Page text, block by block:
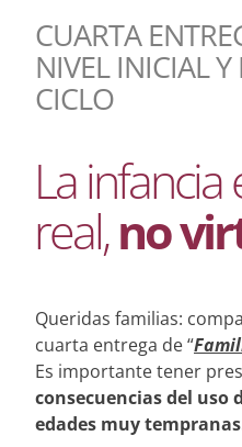
CUARTA
NIVEL INICIAL Y
CICLO
La infancia
real,no
Queridas familias:
cuarta entrega de “
Es importante tener
consecuencias del uso
edades muy